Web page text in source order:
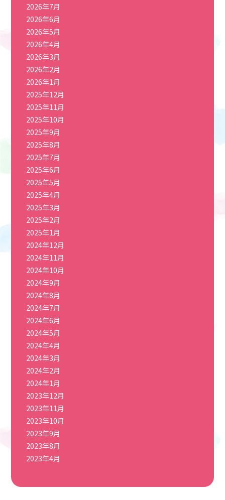
2026年7月
2026年6月
2026年5月
2026年4月
2026年3月
2026年2月
2026年1月
2025年12月
2025年11月
2025年10月
2025年9月
2025年8月
2025年7月
2025年6月
2025年5月
2025年4月
2025年3月
2025年2月
2025年1月
2024年12月
2024年11月
2024年10月
2024年9月
2024年8月
2024年7月
2024年6月
2024年5月
2024年4月
2024年3月
2024年2月
2024年1月
2023年12月
2023年11月
2023年10月
2023年9月
2023年8月
2023年4月